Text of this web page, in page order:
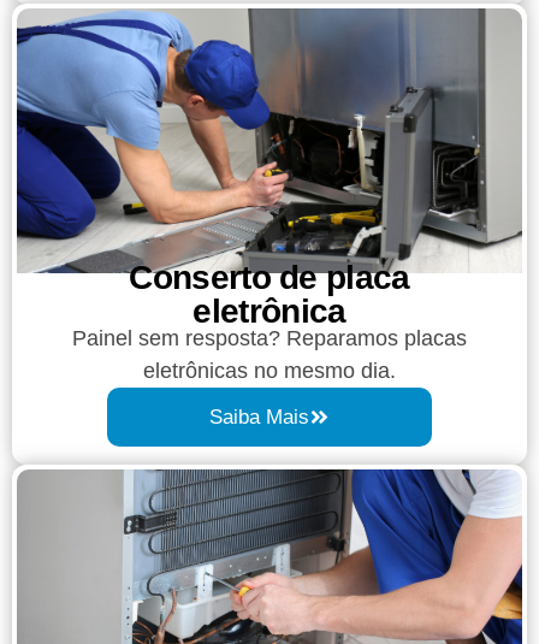
Conserto de placa
eletrônica
Painel sem resposta? Reparamos placas
eletrônicas no mesmo dia.
Saiba Mais